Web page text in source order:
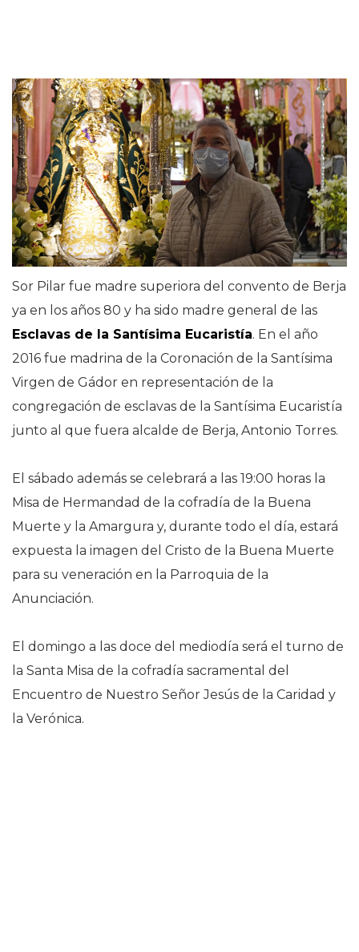
Sor Pilar fue madre superiora del convento de Berja
ya en los años 80 y ha sido madre general de las
Esclavas de la Santísima Eucaristía. En el año
2016 fue madrina de la Coronación de la Santísima
Virgen de Gádor en representación de la
congregación de esclavas de la Santísima Eucaristía
junto al que fuera alcalde de Berja, Antonio Torres.
El sábado además se celebrará a las 19:00 horas la
Misa de Hermandad de la cofradía de la Buena
Muerte y la Amargura y, durante todo el día, estará
expuesta la imagen del Cristo de la Buena Muerte
para su veneración en la Parroquia de la
Anunciación.
El domingo a las doce del mediodía será el turno de
la Santa Misa de la cofradía sacramental del
Encuentro de Nuestro Señor Jesús de la Caridad y
la Verónica.